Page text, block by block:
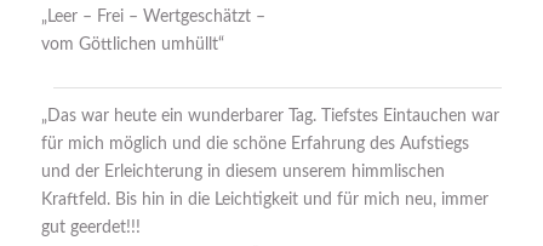
„Leer – Frei – Wertgeschätzt –
vom Göttlichen umhüllt“
„Das war heute ein wunderbarer Tag. Tiefstes Eintauchen war
für mich möglich und die schöne Erfahrung des Aufstiegs
und der Erleichterung in diesem unserem himmlischen
Kraftfeld. Bis hin in die Leichtigkeit und für mich neu, immer
gut geerdet!!!